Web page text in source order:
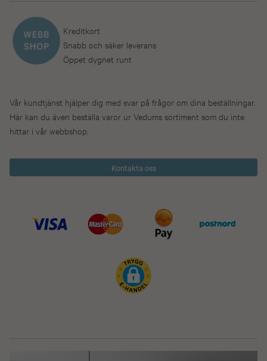
Kreditkort
Snabb och säker leverans
Öppet dygnet runt
Vår kundtjänst hjälper dig med svar på frågor om dina beställningar.
Här kan du även beställa varor ur Vedums sortiment som du inte
hittar i vår webbshop.
Kontakta oss